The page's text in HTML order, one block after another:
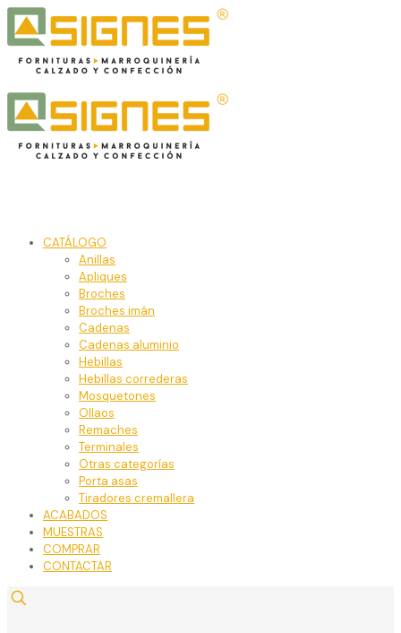
CATÁLOGO
Anillas
Apliques
Broches
Broches imán
Cadenas
Cadenas aluminio
Hebillas
Hebillas correderas
Mosquetones
Ollaos
Remaches
Terminales
Otras categorías
Porta asas
Tiradores cremallera
ACABADOS
MUESTRAS
COMPRAR
CONTACTAR